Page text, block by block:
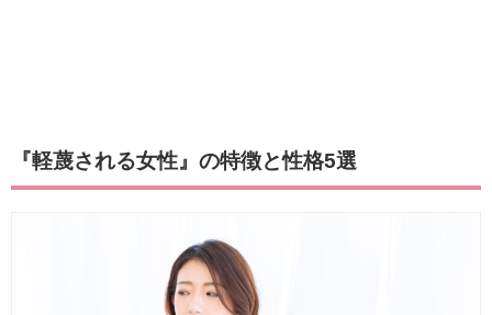
『軽蔑される女性』の特徴と性格5選